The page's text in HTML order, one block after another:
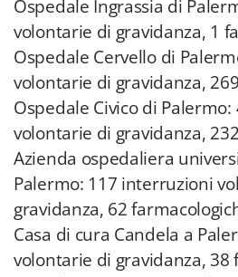
Ospedale Ingrassia di
volontarie di gravidanza, 1
Ospedale Cervello di
volontarie di gravidanza,
Ospedale Civico di
volontarie di gravidanza,
Azienda ospedaliera
Palermo: 117 interruzioni
gravidanza, 62
Casa di cura Candela a
volontarie di gravidanza, 38